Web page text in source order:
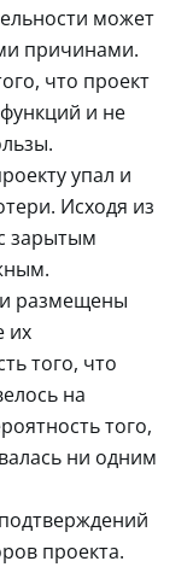
может
причинами.
что проект
и не
упал и
Исходя из
зарытым
размещены
их
того, что
на
того,
ни одним
проекта.